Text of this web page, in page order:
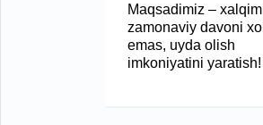
Maqsadimiz –
zamonaviy davoni
emas, uyda olish
imkoniyatini yaratish!